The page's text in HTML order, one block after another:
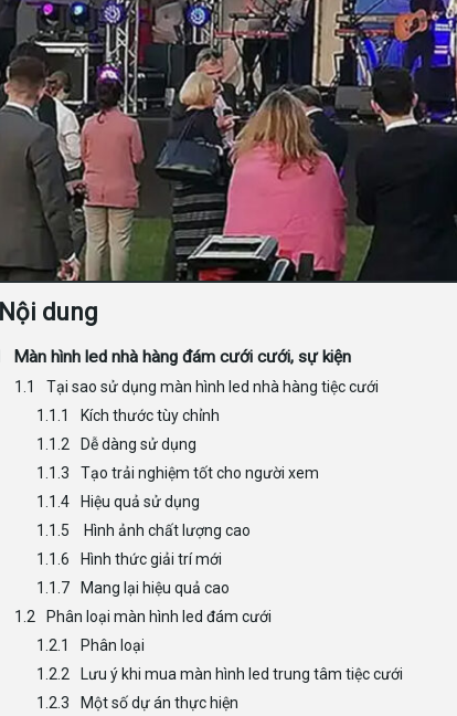
Nội dung
Màn hình led nhà hàng đám cưới cưới, sự kiện
Tại sao sử dụng màn hình led nhà hàng tiệc cưới
Kích thước tùy chỉnh
Dễ dàng sử dụng
Tạo trải nghiệm tốt cho người xem
Hiệu quả sử dụng
Hình ảnh chất lượng cao
Hình thức giải trí mới
Mang lại hiệu quả cao
Phân loại màn hình led đám cưới
Phân loại
Lưu ý khi mua màn hình led trung tâm tiệc cưới
Một số dự án thực hiện